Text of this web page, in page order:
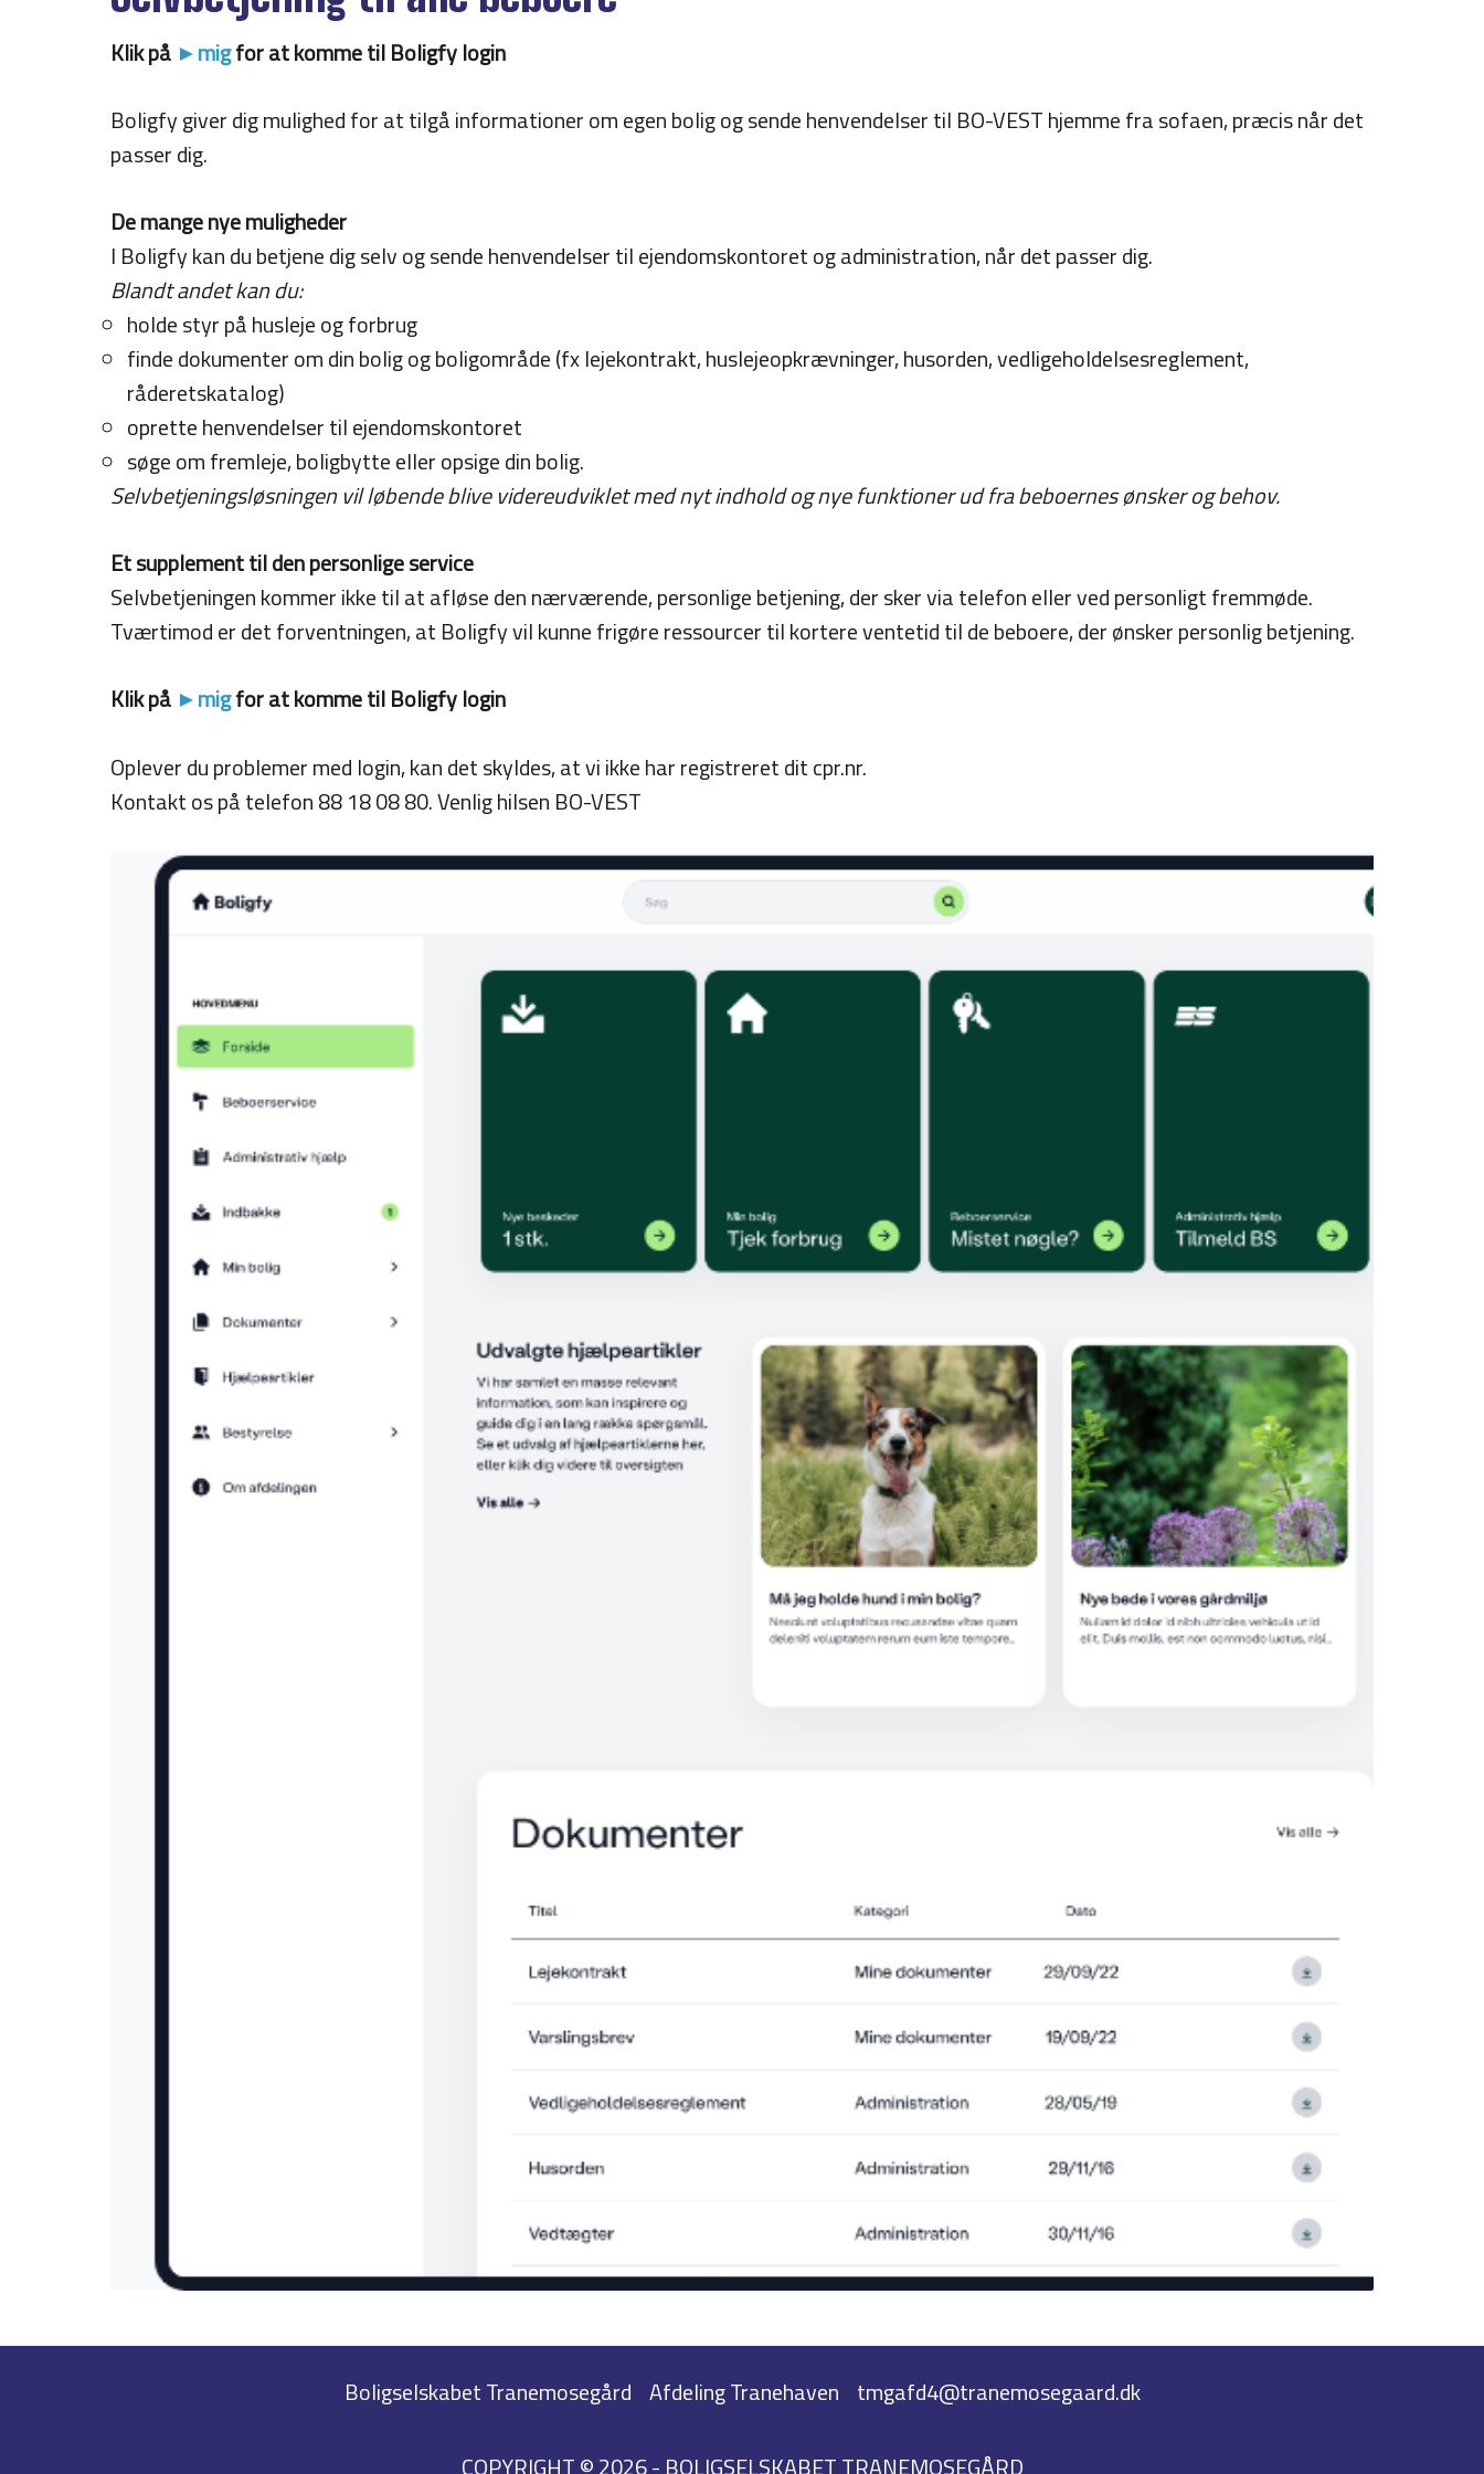
Klik på ►migfor at komme til Boligfy login
Boligfy giver dig mulighed for at tilgå informationer om egen bolig og sende henvendelser til BO-VEST hjemme fra sofaen, præcis når det
passer dig.
De mange nye muligheder
I Boligfy kan du betjene dig selv og sende henvendelser til ejendomskontoret og administration, når det passer dig.
Blandt andet kan du:
holde styr på husleje og forbrug
finde dokumenter om din bolig og boligområde (fx lejekontrakt, huslejeopkrævninger, husorden, vedligeholdelsesreglement,
råderetskatalog)
oprette henvendelser til ejendomskontoret
søge om fremleje, boligbytte eller opsige din bolig.
Selvbetjeningsløsningen vil løbende blive videreudviklet med nyt indhold og nye funktioner ud fra beboernes ønsker og behov.
Et supplement til den personlige service
Selvbetjeningen kommer ikke til at afløse den nærværende, personlige betjening, der sker via telefon eller ved personligt fremmøde.
Tværtimod er det forventningen, at Boligfy vil kunne frigøre ressourcer til kortere ventetid til de beboere, der ønsker personlig betjening.
Klik på ►migfor at komme til Boligfy login
Oplever du problemer med login, kan det skyldes, at vi ikke har registreret dit cpr.nr.
Kontakt os på telefon 88 18 08 80. Venlig hilsen BO-VEST
Boligselskabet Tranemosegård Afdeling Tranehaven tmgafd4@tranemosegaard.dk
COPYRIGHT © 2026 - BOLIGSELSKABET TRANEMOSEGÅRD